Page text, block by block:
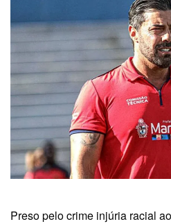
Preso pelo crime injúria racial